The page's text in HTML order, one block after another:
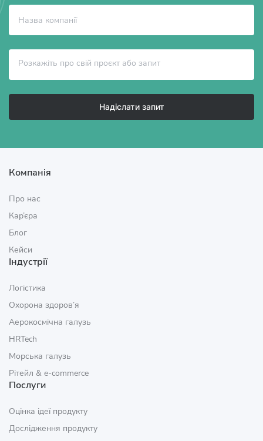
Надіслати запит
Компанія
Про нас
Кар’єра
Блог
Кейси
Індустрії
Логістика
Охорона здоров’я
Аерокосмічна галузь
HRTech
Морська галузь
Рітейл & e‑commerce
Послуги
Оцінка ідеї продукту
Дослідження продукту